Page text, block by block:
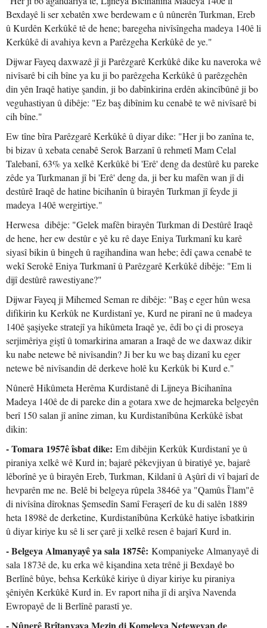
Bexdayê li ser xebatên xwe berdewam e û nûnerên Turkman, Ereb
û Kurdên Kerkûkê tê de hene; baregeha nivîsîngeha madeya 140ê li
Kerkûkê di avahiya kevn a Parêzgeha Kerkûkê de ye."
Dijwar Fayeq daxwazê jî ji Parêzgarê Kerkûkê dike ku naveroka wê
nivîsarê bi cih bîne ya ku ji bo parêzgeha Kerkûkê û parêzgehên
din yên Iraqê hatiye şandin, ji bo dabînkirina erdên akincîbûnê ji bo
veguhastiyan û dibêje: "Ez baş dibînim ku cenabê te wê nivîsarê bi
cih bîne."
Ew tîne bîra Parêzgarê Kerkûkê û diyar dike: "Her ji bo zanîna te,
bi bizav û xebata cenabê Serok Barzanî û rehmetî Mam Celal
Talebanî, 63% ya xelkê Kerkûkê bi 'Erê' deng da destûrê ku pareke
zêde ya Turkmanan jî bi 'Erê' deng da, ji ber ku mafên wan jî di
destûrê Iraqê de hatine bicihanîn û birayên Turkman jî feyde ji
madeya 140ê wergirtiye."
Herwesa dibêje: "Gelek mafên birayên Turkman di Destûrê Iraqê
de hene, her ew destûr e yê ku rê daye Eniya Turkmanî ku karê
siyasî bikin û bingeh û ragihandina wan hebe; êdî çawa cenabê te
wekî Serokê Eniya Turkmanî û Parêzgarê Kerkûkê dibêje: "Em li
dijî destûrê rawestiyane?"
Dijwar Fayeq ji Mihemed Seman re dibêje: "Baş e eger hûn wesa
difikirin ku Kerkûk ne Kurdistanî ye, Kurd ne piranî ne û madeya
140ê şaşiyeke stratejî ya hikûmeta Iraqê ye, êdî bo çi di proseya
serjimêriya giştî û tomarkirina amaran a Iraqê de we daxwaz dikir
ku nabe netewe bê nivîsandin? Ji ber ku we baş dizanî ku eger
netewe bê nivîsandin dê derkeve holê ku Kerkûk bi Kurd e."
Nûnerê Hikûmeta Herêma Kurdistanê di Lijneya Bicihanîna
Madeya 140ê de di pareke din a gotara xwe de hejmareka belgeyên
berî 150 salan jî anîne ziman, ku Kurdistanîbûna Kerkûkê îsbat
dikin:
- Tomara 1957ê îsbat dike: Em dibêjin Kerkûk Kurdistanî ye û
piraniya xelkê wê Kurd in; bajarê pêkevjiyan û biratiyê ye, bajarê
lêborînê ye û birayên Ereb, Turkman, Kildanî û Aşûrî di vî bajarî de
hevparên me ne. Belê bi belgeya rûpela 3846ê ya "Qamûs Î'lam"ê
di nivîsîna dîroknas Şemsedîn Samî Feraşerî de ku di salên 1889
heta 1898ê de derketine, Kurdistanîbûna Kerkûkê hatiye îsbatkirin
û diyar kiriye ku sê li ser çarê ji xelkê resen ê bajarî Kurd in.
- Belgeya Almanyayê ya sala 1875ê: Kompaniyeke Almanyayê di
sala 1873ê de, ku erka wê kişandina xeta trênê ji Bexdayê bo
Berlînê bûye, behsa Kerkûkê kiriye û diyar kiriye ku piraniya
şêniyên Kerkûkê Kurd in. Ev raport niha jî di arşîva Navenda
Ewropayê de li Berlînê parastî ye.